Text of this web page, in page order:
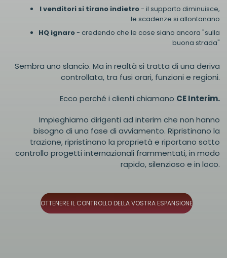
I venditori si tirano indietro- il supporto diminuisce,
le scadenze si allontanano
HQ ignaro- credendo che le cose siano ancora "sulla
buona strada"
Sembra uno slancio. Ma in realtà si tratta di una deriva
controllata, tra fusi orari, funzioni e regioni.
Ecco perché i clienti chiamano CE Interim.
Impieghiamo dirigenti ad interim che non hanno
bisogno di una fase di avviamento. Ripristinano la
trazione, ripristinano la proprietà e riportano sotto
controllo progetti internazionali frammentati, in modo
rapido, silenzioso e in loco.
OTTENERE IL CONTROLLO DELLA VOSTRA ESPANSIONE